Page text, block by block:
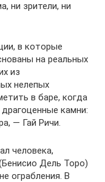
ни зрители, ни
в которые
на реальных
из
нелепых
в баре, когда
камни:
— Гай Ричи.
человека,
Дель Торо)
ограбления. В